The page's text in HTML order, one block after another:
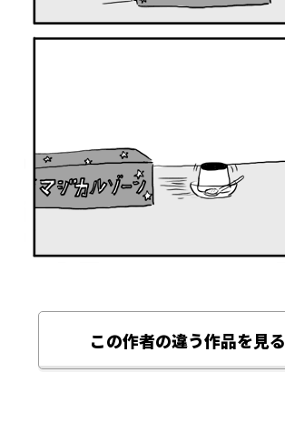
この作者の違う作品を見る